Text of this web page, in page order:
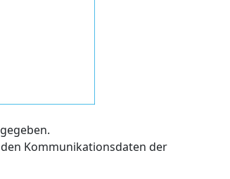
Kommunikationsdaten der